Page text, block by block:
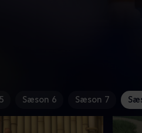
Sæson 6 Sæson 7